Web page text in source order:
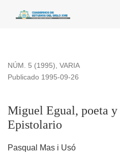
NÚM. 5 (1995), VARIA
Miguel Egual, poeta
Epistolario
Publicado 1995-09-26
Pasqual Mas i Usó